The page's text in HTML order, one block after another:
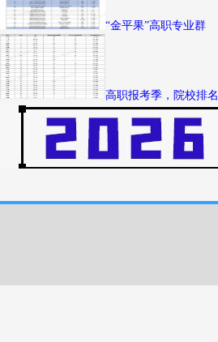
“金平果”高职专业群
高职报考季，院校排名